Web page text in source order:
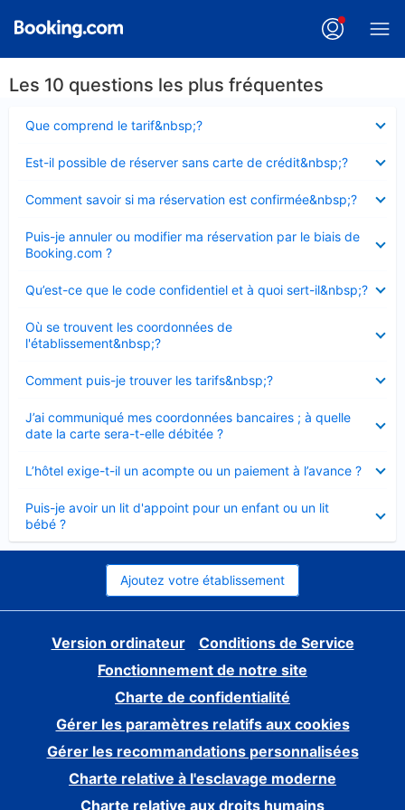
Les 10 questions les plus fréquentes
Que comprend le tarif&nbsp;?
fermé
Est-il possible de réserver sans carte de crédit&nbsp;?
fermé
Comment savoir si ma réservation est confirmée&nbsp;?
fermé
Puis-je annuler ou modifier ma réservation par le biais de
Booking.com ?
fermé
Qu’est-ce que le code confidentiel et à quoi sert-il&nbsp;?
fermé
Où se trouvent les coordonnées de
l'établissement&nbsp;?
fermé
Comment puis-je trouver les tarifs&nbsp;?
fermé
J’ai communiqué mes coordonnées bancaires ; à quelle
date la carte sera-t-elle débitée ?
fermé
L’hôtel exige-t-il un acompte ou un paiement à l’avance ?
fermé
Puis-je avoir un lit d'appoint pour un enfant ou un lit
bébé ?
fermé
Ajoutez votre établissement
Version ordinateur
Conditions de Service
Fonctionnement de notre site
Charte de confidentialité
Gérer les paramètres relatifs aux cookies
Gérer les recommandations personnalisées
Charte relative à l'esclavage moderne
Charte relative aux droits humains